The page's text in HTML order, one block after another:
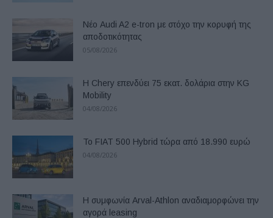
Νέο Audi A2 e-tron με στόχο την κορυφή της
αποδοτικότητας
05/08/2026
Η Chery επενδύει 75 εκατ. δολάρια στην KG
Mobility
04/08/2026
Το FIAT 500 Hybrid τώρα από 18.990 ευρώ
04/08/2026
Η συμφωνία Arval-Athlon αναδιαμορφώνει την
αγορά leasing